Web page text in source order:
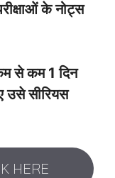
के नोट्स
से कम 1 दिन
उसे सीरियस
HERE